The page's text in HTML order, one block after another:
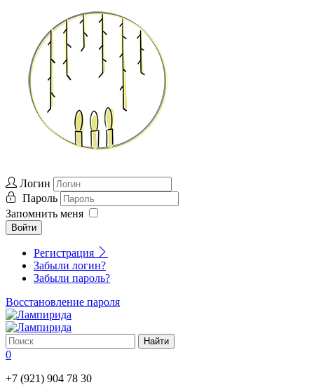
Логин
Пароль
Запомнить меня
Войти
Регистрация
Забыли логин?
Забыли пароль?
Восстановление пароля
0
+7 (921) 904 78 30